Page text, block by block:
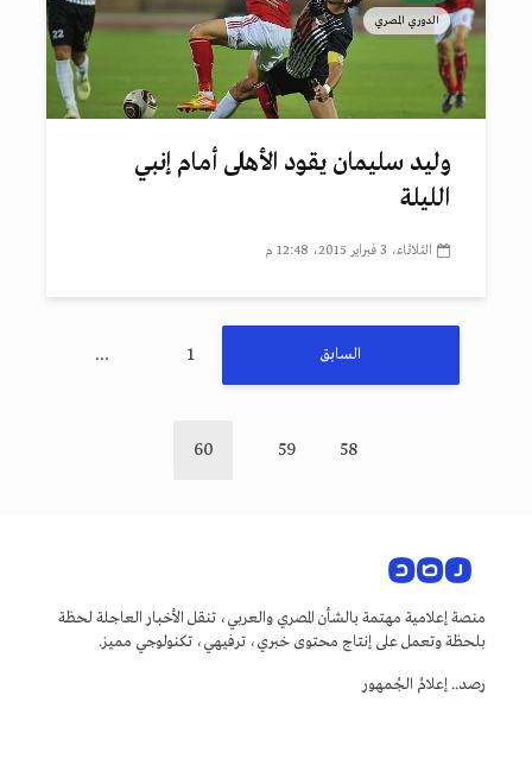
الدوري المصري
وليد سليمان يقود الأهلى أمام إنبي
الليلة
الثلاثاء، 3 فبراير 2015، 12:48 م
السابق 1
…
58
59
60
منصة إعلامية مهتمة بالشأن المصري والعربي، تنقل الأخبار العاجلة لحظة
بلحظة وتعمل على إنتاج محتوى خبري، ترفيهي، تكنولوجي مميز.
رصد.. إعلامُ الجُمهور